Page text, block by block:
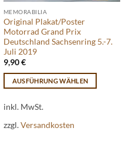
MEMORABILIA
Original Plakat/Poster
Motorrad Grand Prix
Deutschland Sachsenring 5.-7.
Juli 2019
9,90€
AUSFÜHRUNG WÄHLEN
Produkt
mehrere
inkl. MwSt.
zzgl.Versandkosten